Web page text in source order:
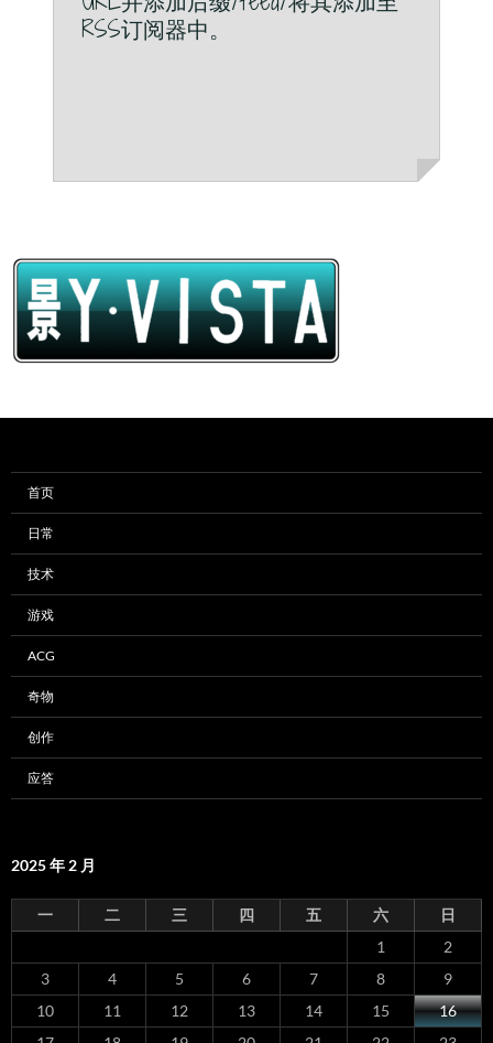
RSS订阅器中。
首页
日常
技术
游戏
ACG
奇物
创作
应答
2025 年 2 月
一 二 三 四 五 六
日
1
2
3
4 5 6 7 8
9
10
11 12 13 14 15
16